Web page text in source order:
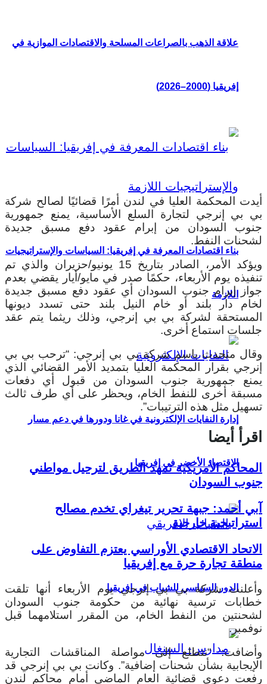
علاقة الذهب بالصراعات المسلحة والاقتصادات الموازية في
إفريقيا (2000–2026)
بناء اقتصادات المعرفة في إفريقيا: السياسات والإستراتيجيات
اللازمة
إدارة النفايات الإلكترونية في غانا ودورها في دعم مسار
الاقتصاد الأخضر في إفريقيا
الدور السياسي للشباب في إفريقيا
أيدت المحكمة العليا في لندن أمرًا قضائيًا لصالح شركة
بي بي إنرجي لتجارة السلع الأساسية، يمنع جمهورية
جنوب السودان من إبرام عقود دفع مسبق جديدة
لشحنات النفط.
ويؤكد الأمر، الصادر بتاريخ 15 يونيو/حزيران والذي تم
تنفيذه يوم الأربعاء، حكمًا صدر في مايو/أيار يقضي بعدم
جواز إبرام جنوب السودان أي عقود دفع مسبق جديدة
لخام دار بلند أو خام النيل بلند حتى تسدد ديونها
المستحقة لشركة بي بي إنرجي، وذلك ريثما يتم عقد
جلسات استماع أخرى.
وقال متحدث باسم شركة بي بي إنرجي: “ترحب بي بي
إنرجي بقرار المحكمة العليا بتمديد الأمر القضائي الذي
يمنع جمهورية جنوب السودان من قبول أي دفعات
مسبقة أخرى للنفط الخام، ويحظر على أي طرف ثالث
تسهيل مثل هذه الترتيبات”.
اقرأ أيضا
المحاكم الأمريكية تمهد الطريق لترحيل مواطني
جنوب السودان
آبي أحمد: جبهة تحرير تيغراي تخدم مصالح
استراتيجية خارجية
الاتحاد الاقتصادي الأوراسي يعتزم التفاوض على
منطقة تجارة حرة مع إفريقيا
وأعلنت شركة بي بي إنرجي يوم الأربعاء أنها تلقت
خطابات ترسية نهائية من حكومة جنوب السودان
لشحنتين من النفط الخام، من المقرر استلامهما قبل
نوفمبر.
وأضافت: “نتطلع إلى مواصلة المناقشات التجارية
الإيجابية بشأن شحنات إضافية”. وكانت بي بي إنرجي قد
رفعت دعوى قضائية العام الماضي أمام محاكم لندن